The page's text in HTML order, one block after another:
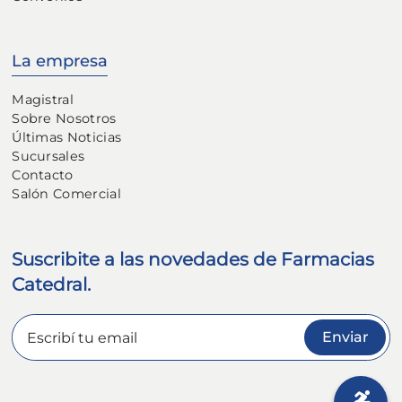
La empresa
Magistral
Sobre Nosotros
Últimas Noticias
Sucursales
Contacto
Salón Comercial
Suscribite a las novedades de Farmacias
Catedral.
Enviar